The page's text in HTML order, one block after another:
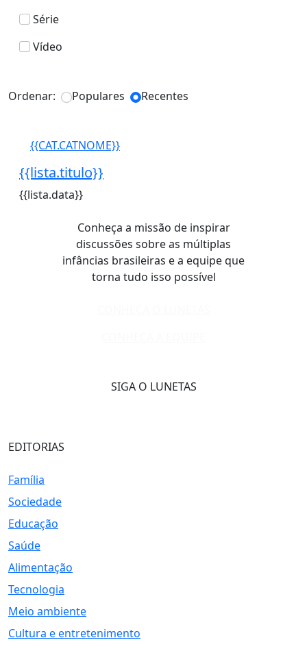
Série
Vídeo
Ordenar: Populares Recentes
{{CAT.CATNOME}}
{{lista.titulo}}
{{lista.data}}
Conheça a missão de inspirar
discussões sobre as múltiplas
infâncias brasileiras e a equipe que
torna tudo isso possível
SIGA O LUNETAS
EDITORIAS
Família
Sociedade
Educação
Saúde
Alimentação
Tecnologia
Meio ambiente
Cultura e entretenimento